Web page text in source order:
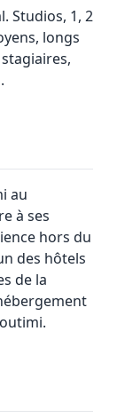
Studios, 1, 2
longs
au
à ses
hors du
des hôtels
de la